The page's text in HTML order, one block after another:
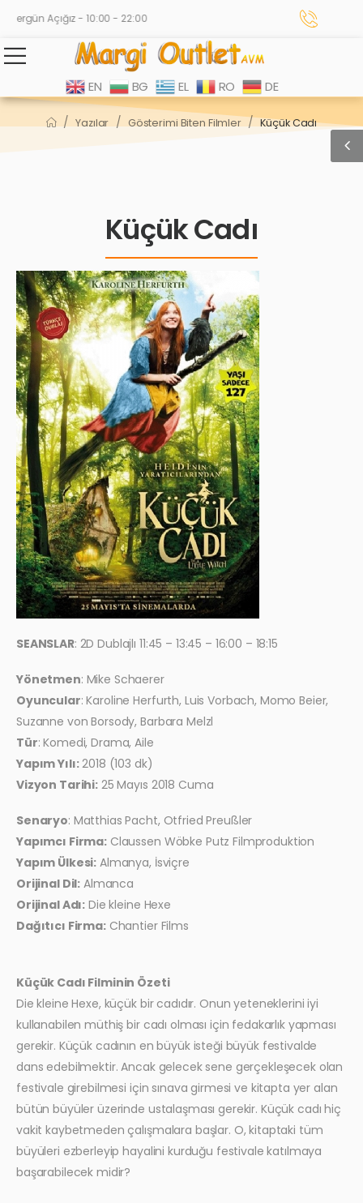
Hergün Açığız - 10:00 - 22:00
EN BG EL RO DE
/ Yazılar / Gösterimi Biten Filmler / Küçük Cadı
Küçük Cadı
SEANSLAR: 2D Dublajlı 11:45 – 13:45 – 16:00 – 18:15
Yönetmen: Mike Schaerer
Oyuncular: Karoline Herfurth, Luis Vorbach, Momo Beier,
Suzanne von Borsody, Barbara Melzl
Tür: Komedi, Drama, Aile
Yapım Yılı:2018 (103 dk)
Vizyon Tarihi: 25 Mayıs 2018 Cuma
Senaryo: Matthias Pacht, Otfried Preußler
Yapımcı Firma: Claussen Wöbke Putz Filmproduktion
Yapım Ülkesi: Almanya, İsviçre
Orijinal Dil: Almanca
Orijinal Adı: Die kleine Hexe
Dağıtıcı Firma:Chantier Films
Küçük Cadı Filminin Özeti
Die kleine Hexe, küçük bir cadıdır. Onun yeteneklerini iyi
kullanabilen müthiş bir cadı olması için fedakarlık yapması
gerekir. Küçük cadının en büyük isteği büyük festivalde
dans edebilmektir. Ancak gelecek sene gerçekleşecek olan
festivale girebilmesi için sınava girmesi ve kitapta yer alan
bütün büyüler üzerinde ustalaşması gerekir. Küçük cadı hiç
vakit kaybetmeden çalışmalara başlar. O, kitaptaki tüm
büyüleri ezberleyip hayalini kurduğu festivale katılmaya
başarabilecek midir?